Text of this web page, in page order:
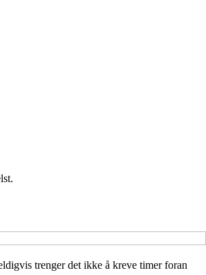
trenger det ikke å kreve timer foran